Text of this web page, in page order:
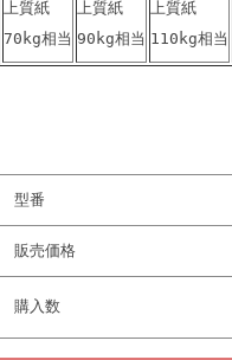
上質紙
70kg相当
上質紙
90kg相当
上質紙
110kg相当
型番
販売価格
購入数